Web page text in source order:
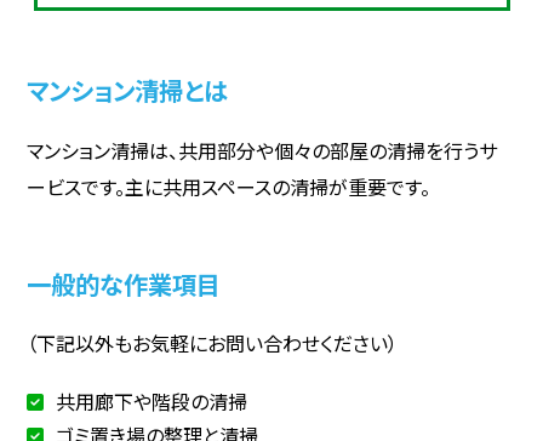
マンション清掃とは
マンション清掃は、共用部分や個々の部屋の清掃を行うサ
ービスです。主に共用スペースの清掃が重要です。
一般的な作業項目
（下記以外もお気軽にお問い合わせください）
共用廊下や階段の清掃
ゴミ置き場の整理と清掃